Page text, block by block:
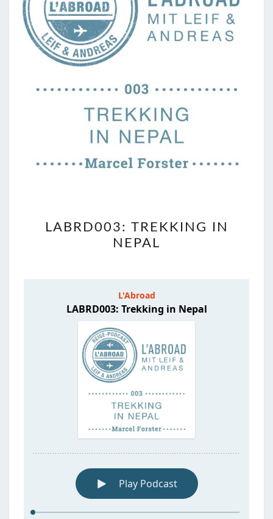
TREKKING
IN
LABRD003: TREKKING IN
NEPAL